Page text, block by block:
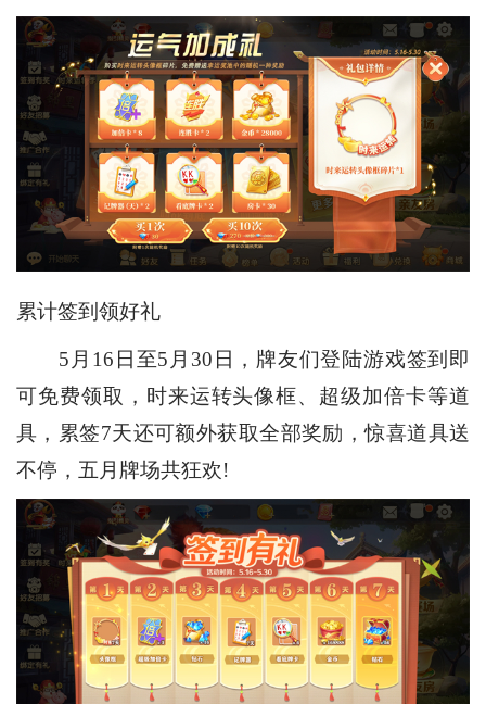
累计签到领好礼
5月16日至5月30日，牌友们登陆游戏签到即
可免费领取，时来运转头像框、超级加倍卡等道
具，累签7天还可额外获取全部奖励，惊喜道具送
不停，五月牌场共狂欢!